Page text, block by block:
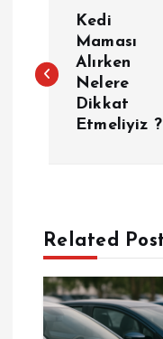
z
e
z
Kedi
Maması
Alırken
Nelere
Dikkat
Etmeliyiz ?
Related